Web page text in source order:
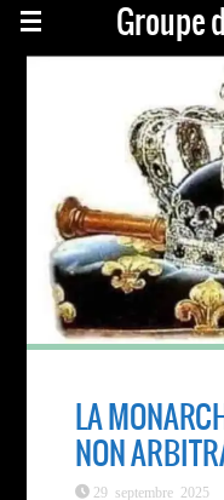
Groupe
LA
NON
29 septembre 2025